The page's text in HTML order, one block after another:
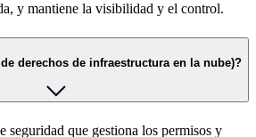
y mantiene la visibilidad y el control.
derechos de infraestructura en la nube)?
seguridad que gestiona los permisos y